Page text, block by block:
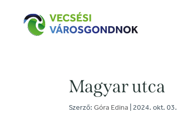
Magyar utca
Szerző:Góra Edina 2024. okt. 03.